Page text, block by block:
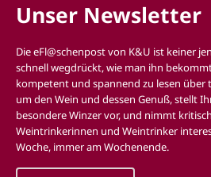
Unser Newsletter
Die eFl@schenpost von K&U ist keiner
schnell wegdrückt, wie man ihn
kompetent und spannend zu lesen über
um den Wein und dessen Genuß, stellt
besondere Winzer vor, und nimmt
Weintrinkerinnen und Weintrinker
Woche, immer am Wochenende.